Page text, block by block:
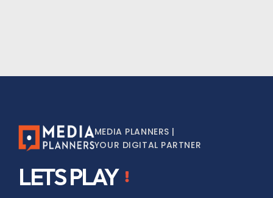
MEDIA PLANNERS |
YOUR DIGITAL PARTNER
LETS PLAY